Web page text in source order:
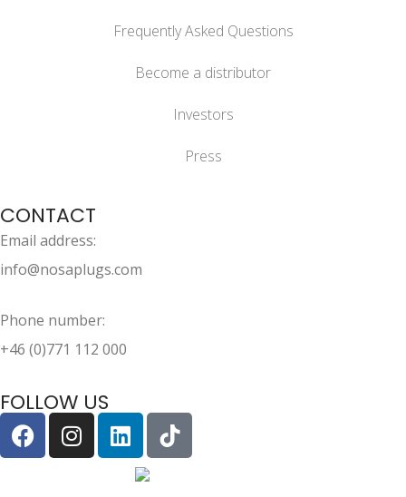
Frequently Asked Questions
Become a distributor
Investors
Press
CONTACT
Email address:
info@nosaplugs.com
Phone number:
+46 (0)771 112 000
FOLLOW US